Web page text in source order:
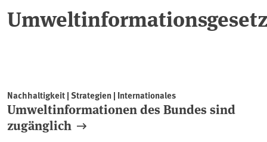
Umweltinformationsgesetz
Nachhaltigkeit | Strategien | Internationales
Umweltinformationen des Bundes sind
zugänglich